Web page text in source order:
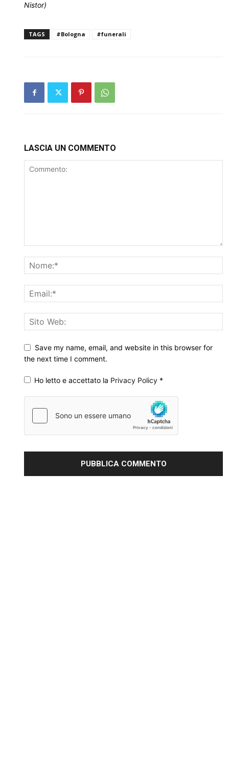
Nistor)
TAGS #Bologna #funerali
LASCIA UN COMMENTO
Save my name, email, and website in this browser for
the next time I comment.
Ho letto e accettato la Privacy Policy *